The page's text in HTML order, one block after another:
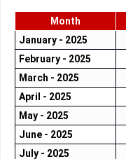
Month
January - 2025
February - 2025
March - 2025
April - 2025
May - 2025
June - 2025
July - 2025